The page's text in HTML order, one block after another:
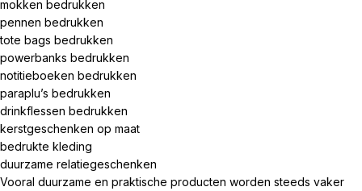
mokken bedrukken
pennen bedrukken
tote bags bedrukken
powerbanks bedrukken
notitieboeken bedrukken
paraplu’s bedrukken
drinkflessen bedrukken
kerstgeschenken op maat
bedrukte kleding
duurzame relatiegeschenken
Vooral duurzame en praktische producten worden steeds vaker